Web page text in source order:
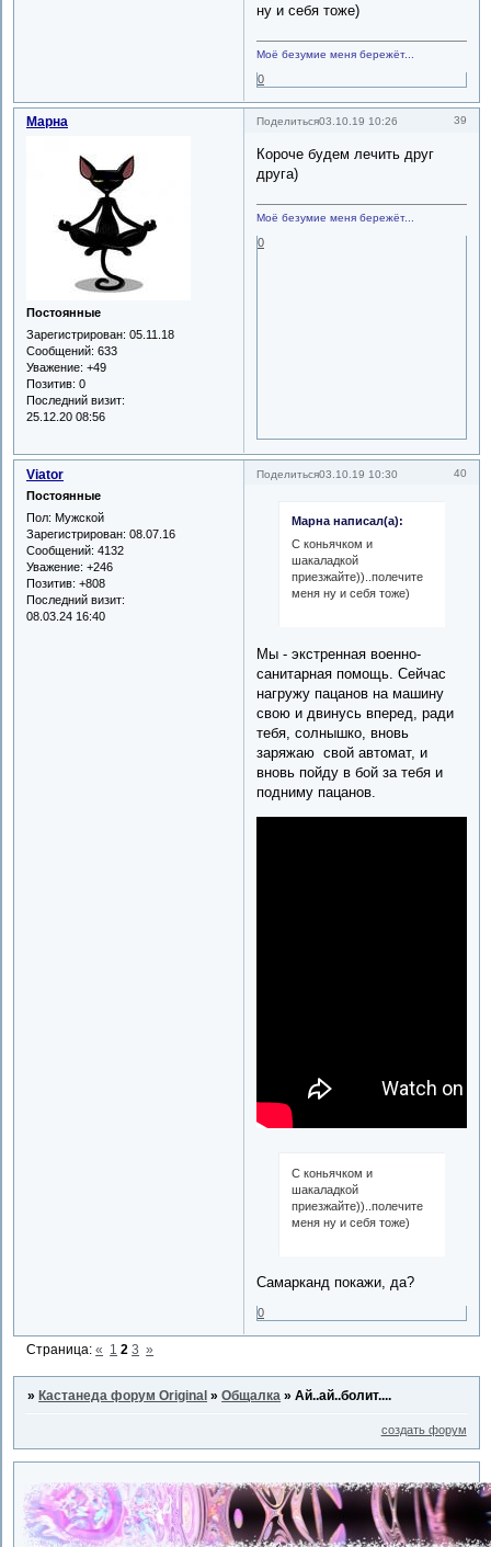
ну и себя тоже)
Моё безумие меня бережёт...
0
Поделиться 39
03.10.19 10:26
Марна
Постоянные
Зарегистрирован: 05.11.18
Сообщений: 633
Уважение: +49
Позитив: 0
Последний визит:
25.12.20 08:56
Короче будем лечить друг
друга)
Моё безумие меня бережёт...
0
Поделиться 40
03.10.19 10:30
Viator
Постоянные
Пол: Мужской
Зарегистрирован: 08.07.16
Сообщений: 4132
Уважение: +246
Позитив: +808
Последний визит:
08.03.24 16:40
Марна написал(а):
С коньячком и
шакаладкой
приезжайте))..полечите
меня ну и себя тоже)
Мы - экстренная военно-
санитарная помощь. Сейчас
нагружу пацанов на машину
свою и двинусь вперед, ради
тебя, солнышко, вновь
заряжаю свой автомат, и
вновь пойду в бой за тебя и
подниму пацанов.
С коньячком и
шакаладкой
приезжайте))..полечите
меня ну и себя тоже)
Самарканд покажи, да?
0
Страница:« 1 2 3 »
»Кастанеда форум Original »Общалка »Ай..ай..болит....
создать форум